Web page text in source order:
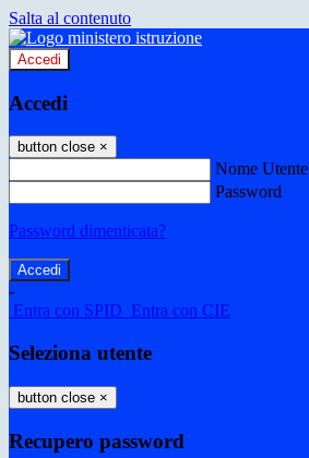
Salta al contenuto
Accedi
Accedi
button close ×
Nome Utente
Password
Password dimenticata?
-
Entra con SPID Entra con CIE
Seleziona utente
button close ×
Recupero password